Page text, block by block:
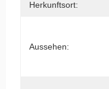
Herkunftsort:
Aussehen: